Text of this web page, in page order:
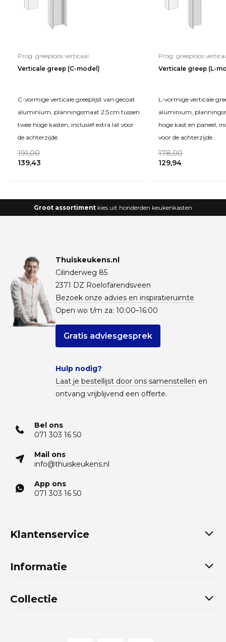
Prog. greeploos verticaal
Verticale greep (C-model)
C-vormige verticale greeplijst van gecoat
aluminium, planningsmaat 2,5 cm tussen
twee hoge kasten, inclusief extra lat voor
de achterzijde.
191,00
139,43
Prog. greeploos
Verticale greep (L-
L-vormige verticale
aluminium,
hoge kast en paneel,
voor de achterzijde.
178,00
129,94
Groot assortiment kies uit honderden keukenkasten
Thuiskeukens.nl
Cilinderweg 85
2371 DZ Roelofarendsveen
Bezoek onze advies en inspiratieruimte
Open wo t/m za: 10:00–16:00
Gratis adviesgesprek
Hulp nodig?
Laat je bestellijst door ons samenstellen en
ontvang vrijblijvend een offerte.
Bel ons
071 303 16 50
Mail ons
info@thuiskeukens.nl
App ons
071 303 16 50
Klantenservice
Informatie
Collectie